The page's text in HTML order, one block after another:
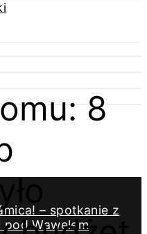
– spotkanie z
pod Wawelem
8